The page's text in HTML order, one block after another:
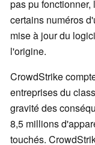
pas pu
certains numéros
mise à jour du
l'origine.
CrowdStrike
entreprises du
gravité des
8,5 millions
touchés.